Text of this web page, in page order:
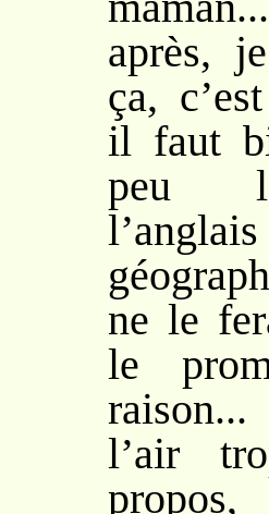
après,
ça,
il faut
peu
ne le
le
l’air